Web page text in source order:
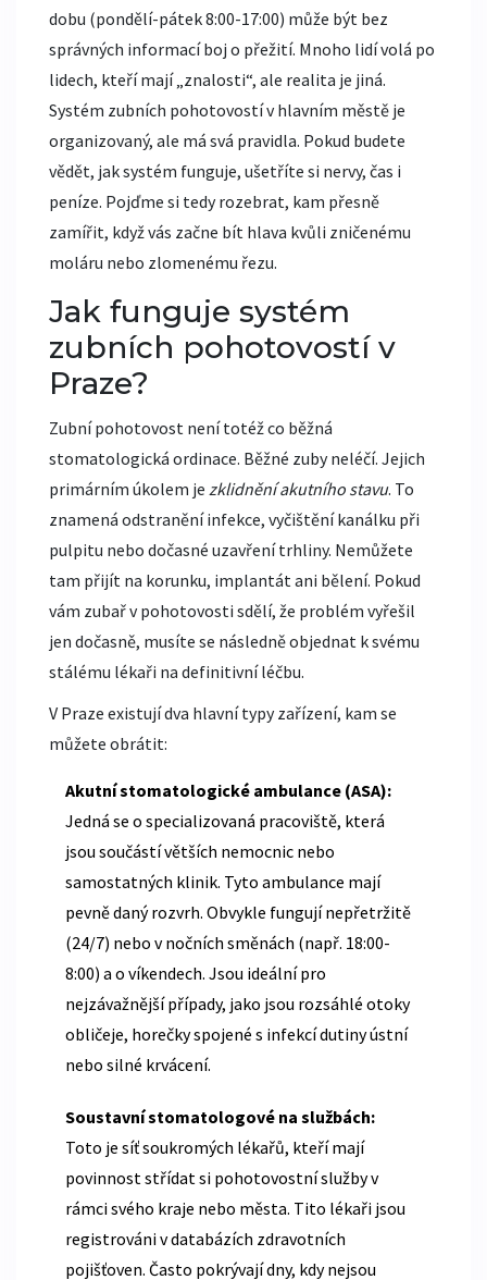
dobu (pondělí-pátek 8:00-17:00) může být bez
správných informací boj o přežití. Mnoho lidí volá po
lidech, kteří mají „znalosti“, ale realita je jiná.
Systém zubních pohotovostí v hlavním městě je
organizovaný, ale má svá pravidla. Pokud budete
vědět, jak systém funguje, ušetříte si nervy, čas i
peníze. Pojďme si tedy rozebrat, kam přesně
zamířit, když vás začne bít hlava kvůli zničenému
moláru nebo zlomenému řezu.
Jak funguje systém
zubních pohotovostí v
Praze?
Zubní pohotovost není totéž co běžná
stomatologická ordinace. Běžné zuby neléčí. Jejich
primárním úkolem je zklidnění akutního stavu. To
znamená odstranění infekce, vyčištění kanálku při
pulpitu nebo dočasné uzavření trhliny. Nemůžete
tam přijít na korunku, implantát ani bělení. Pokud
vám zubař v pohotovosti sdělí, že problém vyřešil
jen dočasně, musíte se následně objednat k svému
stálému lékaři na definitivní léčbu.
V Praze existují dva hlavní typy zařízení, kam se
můžete obrátit:
Akutní stomatologické ambulance (ASA):
Jedná se o specializovaná pracoviště, která
jsou součástí větších nemocnic nebo
samostatných klinik. Tyto ambulance mají
pevně daný rozvrh. Obvykle fungují nepřetržitě
(24/7) nebo v nočních směnách (např. 18:00-
8:00) a o víkendech. Jsou ideální pro
nejzávažnější případy, jako jsou rozsáhlé otoky
obličeje, horečky spojené s infekcí dutiny ústní
nebo silné krvácení.
Soustavní stomatologové na službách:
Toto je síť soukromých lékařů, kteří mají
povinnost střídat si pohotovostní služby v
rámci svého kraje nebo města. Tito lékaři jsou
registrováni v databázích zdravotních
pojišťoven. Často pokrývají dny, kdy nejsou